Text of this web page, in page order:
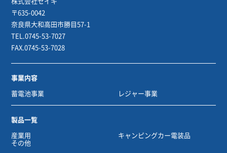
〒635-0042
奈良県大和高田市勝目57-1
TEL.0745-53-7027
FAX.0745-53-7028
事業内容
蓄電池事業
レジャー事業
製品一覧
産業用
キャンピングカー電装品
その他